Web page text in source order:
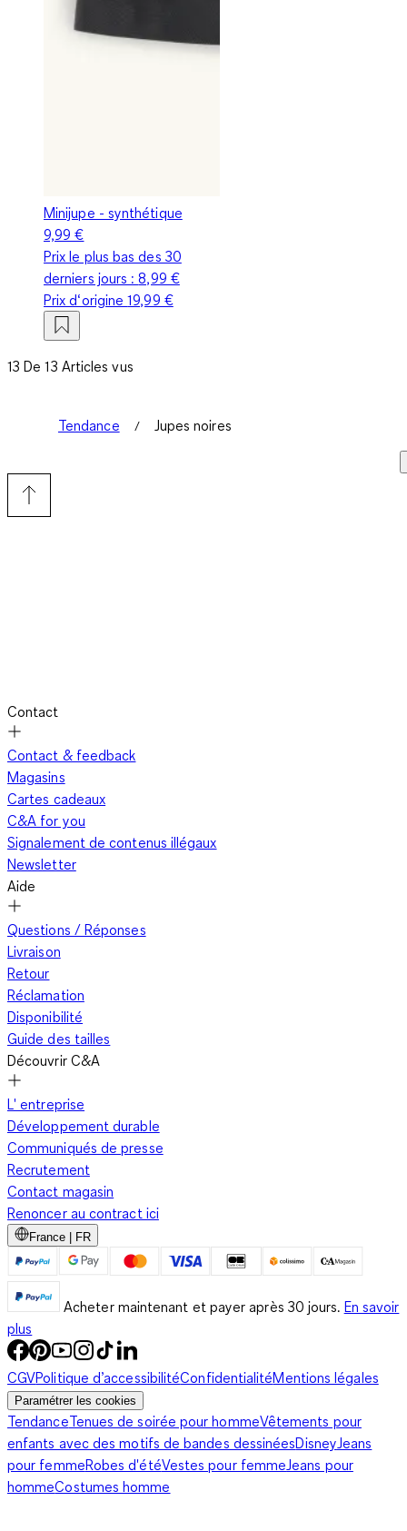
Minijupe - synthétique
9,99 €
Prix le plus bas des 30
derniers jours :8,99 €
Prix d‘origine19,99 €
13 De 13 Articles vus
Tendance Jupes noires
Contact
Contact & feedback
Magasins
Cartes cadeaux
C&A for you
Signalement de contenus illégaux
Newsletter
Aide
Questions / Réponses
Livraison
Retour
Réclamation
Disponibilité
Guide des tailles
Découvrir C&A
L' entreprise
Développement durable
Communiqués de presse
Recrutement
Contact magasin
Renoncer au contract ici
France | FR
Acheter maintenant et payer après 30 jours. En savoir
plus
CGVPolitique d’accessibilitéConfidentialitéMentions légales
Paramétrer les cookies
TendanceTenues de soirée pour hommeVêtements pour
enfants avec des motifs de bandes dessinéesDisney Jeans
pour femmeRobes d'étéVestes pour femme Jeans pour
hommeCostumes homme